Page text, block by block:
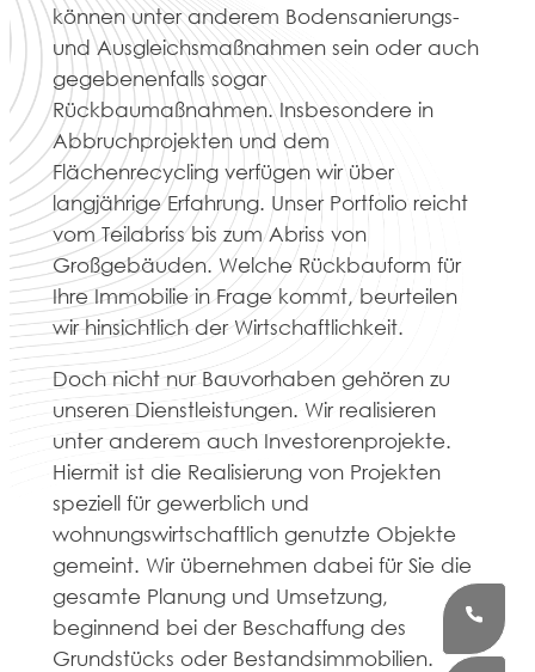
können unter anderem Bodensanierungs-
und Ausgleichsmaßnahmen sein oder auch
gegebenenfalls sogar
Rückbaumaßnahmen. Insbesondere in
Abbruchprojekten und dem
Flächenrecycling verfügen wir über
langjährige Erfahrung. Unser Portfolio reicht
vom Teilabriss bis zum Abriss von
Großgebäuden. Welche Rückbauform für
Ihre Immobilie in Frage kommt, beurteilen
wir hinsichtlich der Wirtschaftlichkeit.
Doch nicht nur Bauvorhaben gehören zu
unseren Dienstleistungen. Wir realisieren
unter anderem auch Investorenprojekte.
Hiermit ist die Realisierung von Projekten
speziell für gewerblich und
wohnungswirtschaftlich genutzte Objekte
gemeint. Wir übernehmen dabei für Sie die
gesamte Planung und Umsetzung,
beginnend bei der Beschaffung des
Grundstücks oder Bestandsimmobilien.